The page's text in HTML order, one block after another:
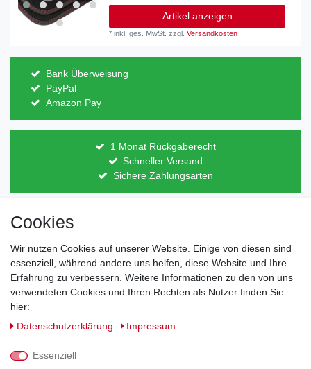
Artikel anzeigen
*inkl. ges. MwSt. zzgl.Versandkosten
Bank Überweisung
PayPal
Amazon Pay
1 Monat Rückgaberecht
Schneller Versand
Sichere Zahlungsarten
Direkt vom Hersteller
Lagerware
Barrierefreiheitserklärung
Cookies
Wir nutzen Cookies auf unserer Website. Einige von diesen sind
essenziell, während andere uns helfen, diese Website und Ihre
Erfahrung zu verbessern. Weitere Informationen zu den von uns
verwendeten Cookies und Ihren Rechten als Nutzer finden Sie
hier:
Daten­schutz­erklärung
Impressum
Essenziell